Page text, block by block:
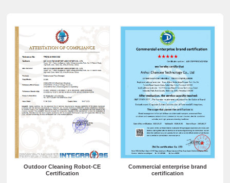
After-sales service certificate
Quality Management System
Certification